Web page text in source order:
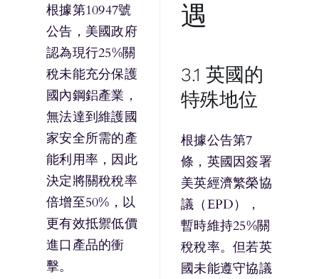
根據第10947號
公告，美國政府
認為現行25%關
稅未能充分保護
國內鋼鋁產業，
無法達到維護國
家安全所需的產
能利用率，因此
決定將關稅稅率
倍增至50%，以
更有效抵禦低價
進口產品的衝
擊。
遇
3.1 英國的
特殊地位
根據公告第7
條，英國因簽署
美英經濟繁榮協
議（EPD），
暫時維持25%關
稅稅率。但若英
國未能遵守協議